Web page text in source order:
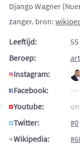
Django Wagner
zanger. bron:
Leeftijd:
55
Beroep:
Instagram:
Facebook:
---
Youtube:
Twitter:
#0
Wikipedia: